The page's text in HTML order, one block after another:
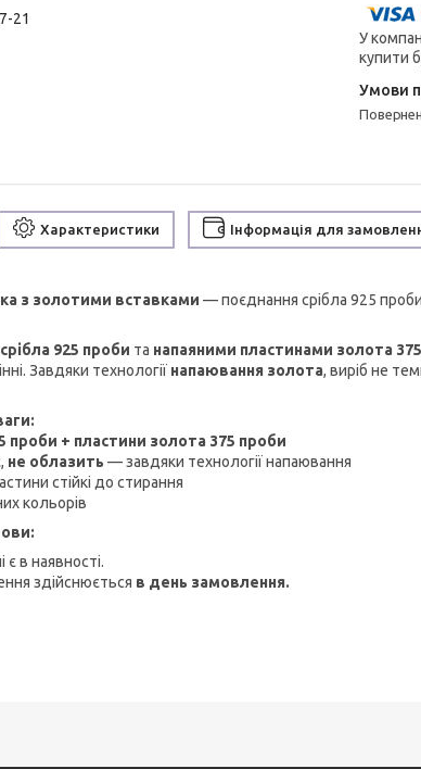
21
У
купити
Характеристики Інформація для
з золотими вставками — поєднання срібла 925
срібла 925 проби та напаяними пластинами золота
Завдяки технології напаювання золота, виріб не
проби + пластини золота 375 проби
, не облазить — завдяки технології напаювання
стійкі до стирання
кольорів
є в наявності.
здійснюється в день замовлення.